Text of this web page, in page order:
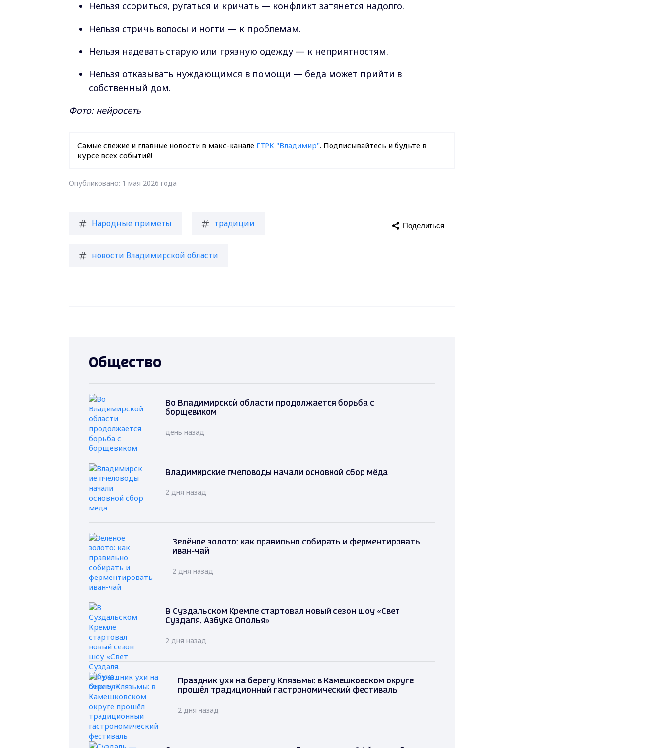
Нельзя ссориться, ругаться и кричать — конфликт затянется надолго.
Нельзя стричь волосы и ногти — к проблемам.
Нельзя надевать старую или грязную одежду — к неприятностям.
Нельзя отказывать нуждающимся в помощи — беда может прийти в
собственный дом.
Фото: нейросеть
Самые свежие и главные новости в макс-канале ГТРК "Владимир". Подписывайтесь и будьте в
курсе всех событий!
Опубликовано: 1 мая 2026 года
Народные приметы традиции
новости Владимирской области
Поделиться
Общество
Во Владимирской области продолжается борьба с
борщевиком
день назад
Владимирские пчеловоды начали основной сбор мёда
2 дня назад
Зелёное золото: как правильно собирать и ферментировать
иван-чай
2 дня назад
В Суздальском Кремле стартовал новый сезон шоу «Свет
Суздаля. Азбука Ополья»
2 дня назад
Праздник ухи на берегу Клязьмы: в Камешковском округе
прошёл традиционный гастрономический фестиваль
2 дня назад